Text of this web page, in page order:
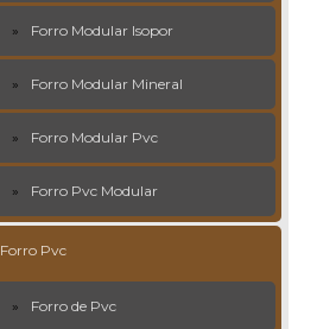
Forro Modular Isopor
Forro Modular Mineral
Forro Modular Pvc
Forro Pvc Modular
Forro Pvc
Forro de Pvc